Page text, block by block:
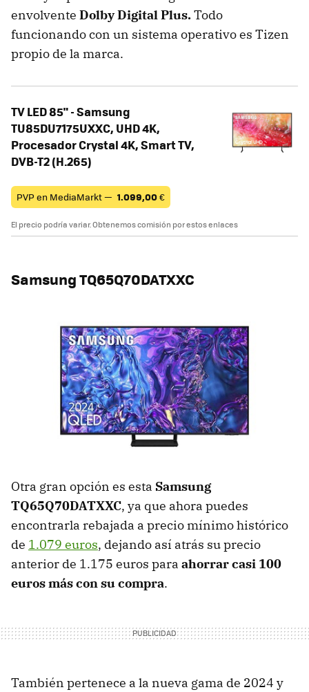
envolvente Dolby Digital Plus.Todo
funcionando con un sistema operativo es Tizen
propio de la marca.
TV LED 85" - Samsung
TU85DU7175UXXC, UHD 4K,
Procesador Crystal 4K, Smart TV,
DVB-T2 (H.265)
PVP en MediaMarkt — 1.099,00€
El precio podría variar. Obtenemos comisión por estos enlaces
Samsung TQ65Q70DATXXC
Otra gran opción es esta Samsung
TQ65Q70DATXXC, ya que ahora puedes
encontrarla rebajada a precio mínimo histórico
de 1.079 euros, dejando así atrás su precio
anterior de 1.175 euros para ahorrar casi 100
euros más con su compra.
También pertenece a la nueva gama de 2024 y